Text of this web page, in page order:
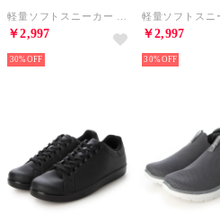
￥2,997
30%
￥2,997
30%